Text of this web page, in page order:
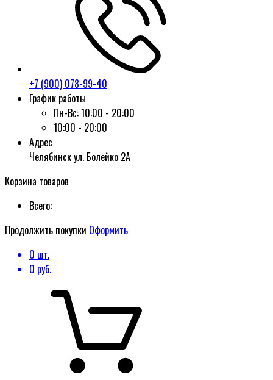
+7 (900) 078-99-40
График работы
Пн-Вс:10:00 - 20:00
10:00 - 20:00
Адрес
Челябинск ул. Болейко 2А
Корзина товаров
Всего:
Продолжить покупки Оформить
0 шт.
0 руб.